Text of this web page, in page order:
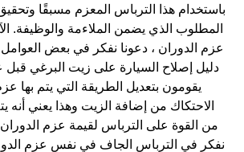
باستخدام هذا الترباس المعزم مسبقًا
المطلوب الذي يضمن الملاءمة والوظيفة.
عزم الدوران ، دعونا نفكر في بعض
دليل إصلاح السيارة على زيت البرغي قبل
يقومون بتعديل الطريقة التي يتم بها
الاحتكاك من إضافة الزيت وهذا يعني أنه
من القوة على الترباس لقيمة عزم الدوران
نفكر في الترباس الجاف في نفس عزم